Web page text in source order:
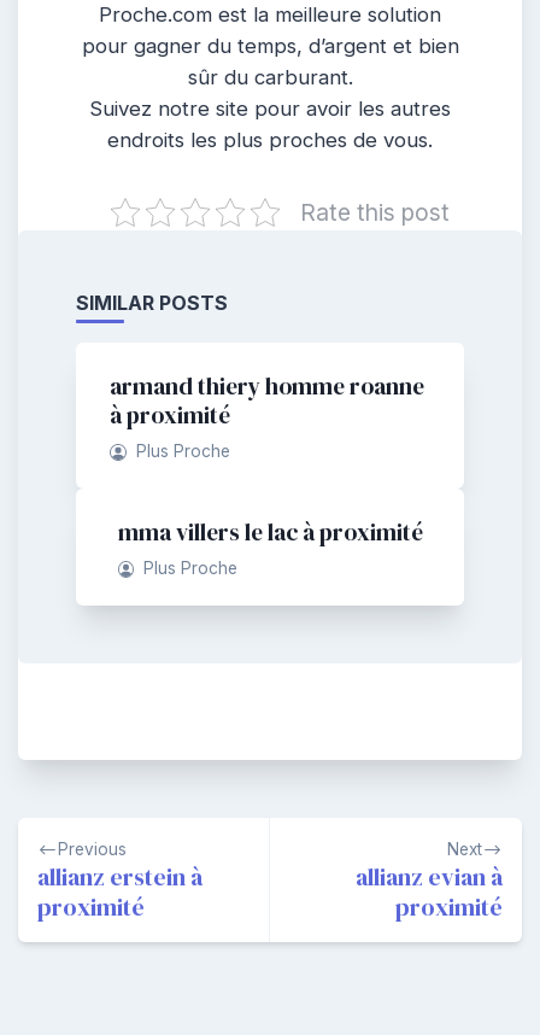
Proche.com est la meilleure solution
pour gagner du temps, d’argent et bien
sûr du carburant.
Suivez notre site pour avoir les autres
endroits les plus proches de vous.
Rate this post
SIMILAR POSTS
armand thiery homme roanne
à proximité
Plus Proche
mma villers le lac à proximité
Plus Proche
Navigation
de
l’article
Previous
allianz erstein à
proximité
Next
allianz evian à
proximité